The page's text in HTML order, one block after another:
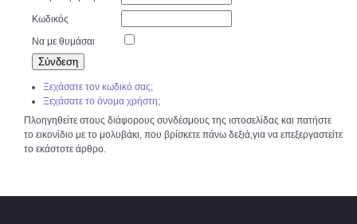
Κωδικός
Να με θυμάσαι
Ξεχάσατε τον κωδικό σας;
Ξεχάσατε το όνομα χρήστη;
Πλοηγηθείτε στους διάφορους συνδέσμους της ιστοσελίδας και πατήστε
το εικονίδιο με το μολυβάκι, που βρίσκετε πάνω δεξιά,για να επεξεργαστείτε
το εκάστοτε άρθρο.